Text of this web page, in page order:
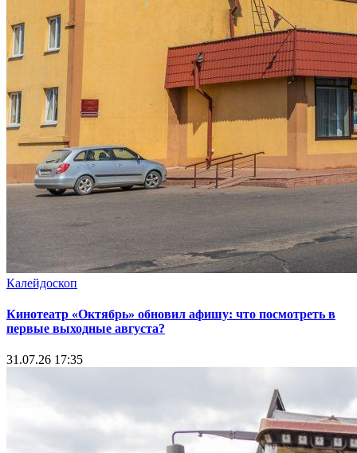
Калейдоскоп
Кинотеатр «Октябрь» обновил афишу: что посмотреть в
первые выходные августа?
31.07.26 17:35